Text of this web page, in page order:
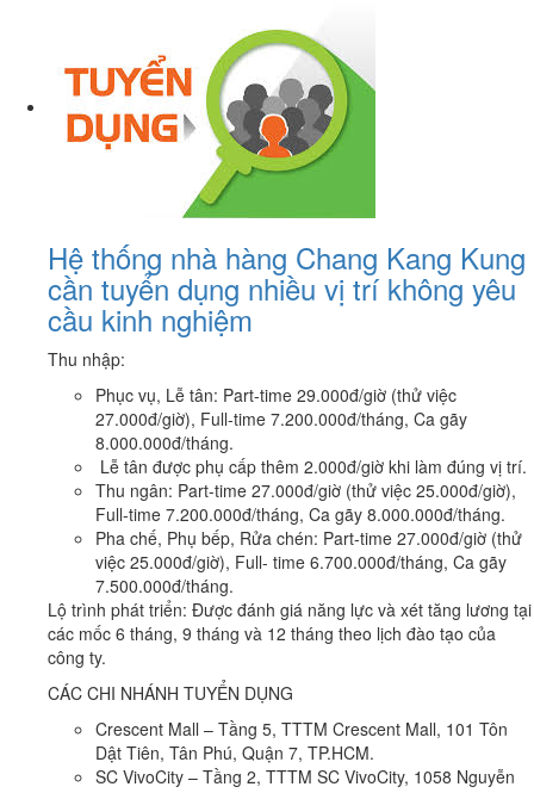
Hệ thống nhà hàng Chang Kang Kung
cần tuyển dụng nhiều vị trí không yêu
cầu kinh nghiệm
Thu nhập:
Phục vụ, Lễ tân: Part-time 29.000đ/giờ (thử việc
27.000đ/giờ), Full-time 7.200.000đ/tháng, Ca gãy
8.000.000đ/tháng.
Lễ tân được phụ cấp thêm 2.000đ/giờ khi làm đúng vị trí.
Thu ngân: Part-time 27.000đ/giờ (thử việc 25.000đ/giờ),
Full-time 7.200.000đ/tháng, Ca gãy 8.000.000đ/tháng.
Pha chế, Phụ bếp, Rửa chén: Part-time 27.000đ/giờ (thử
việc 25.000đ/giờ), Full- time 6.700.000đ/tháng, Ca gãy
7.500.000đ/tháng.
Lộ trình phát triển: Được đánh giá năng lực và xét tăng lương tại
các mốc 6 tháng, 9 tháng và 12 tháng theo lịch đào tạo của
công ty.
CÁC CHI NHÁNH TUYỂN DỤNG
Crescent Mall – Tầng 5, TTTM Crescent Mall, 101 Tôn
Dật Tiên, Tân Phú, Quận 7, TP.HCM.
SC VivoCity – Tầng 2, TTTM SC VivoCity, 1058 Nguyễn